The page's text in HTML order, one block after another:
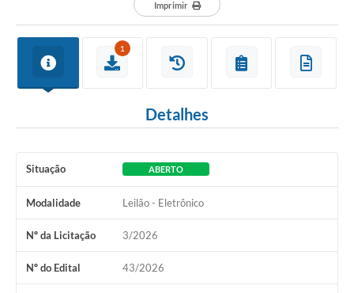
Imprimir
1
Detalhes
Situação ABERTO
Modalidade Leilão - Eletrônico
Nº da Licitação 3/2026
Nº do Edital 43/2026